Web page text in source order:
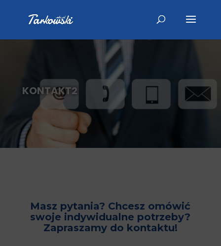
KONTAKT2
Masz pytania? Chcesz omówić
swoje indywidualne potrzeby?
Zapraszamy do kontaktu!